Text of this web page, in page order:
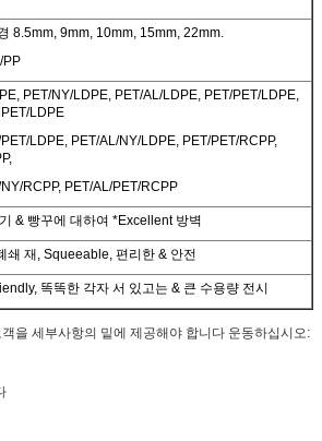
8.5mm, 9mm, 10mm, 15mm, 22mm.
PP
PET/NY/LDPE, PET/AL/LDPE, PET/PET/LDPE,
LDPE
LDPE, PET/AL/NY/LDPE, PET/PET/RCPP,
RCPP, PET/AL/PET/RCPP
& 빵꾸에 대하여 *Excellent 방벽
쇄 재, Squeeable, 편리한 & 안전
똑똑한 각자 서 있고는 & 큰 수용량 전시
을 세부사항의 밑에 제공해야 합니다 운동하십시오: